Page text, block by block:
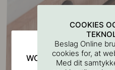
COOKIES
Beslag Online
cookies for, at
Med dit
WOULD YOU RATHER